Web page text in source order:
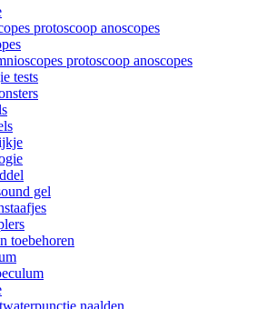
protoscoop anoscopes
protoscoop anoscopes
tests
gel
toebehoren
naalden